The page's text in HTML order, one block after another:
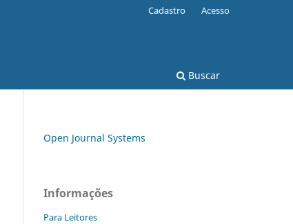
Buscar
Cadastro Acesso
Open Journal Systems
Informações
Para Leitores